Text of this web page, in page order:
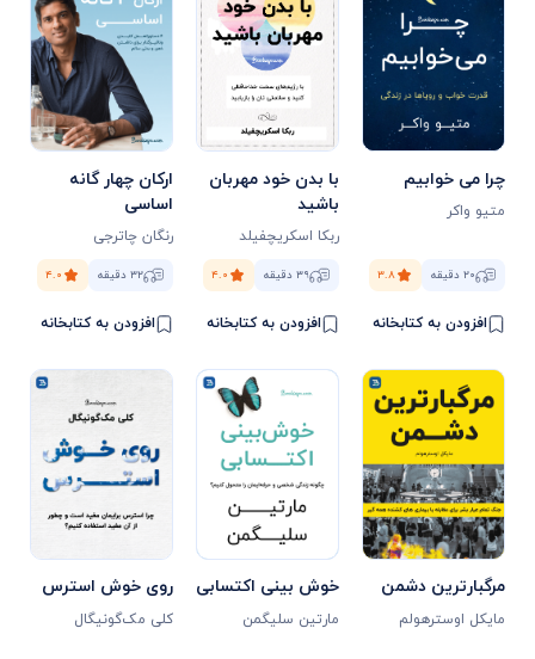
چرا می خوابیم
متیو واکر
۲۰ دقیقه ۳.۸
افزودن به کتابخانه
با بدن خود مهربان
باشید
ربکا اسکریچفیلد
۳۹ دقیقه ۴.۰
افزودن به کتابخانه
ارکان چهار گانه
اساسی
رنگان چاترجی
۳۲ دقیقه ۴.۰
افزودن به کتابخانه
مرگبارترین دشمن
مایکل اوسترهولم
خوش‌ بینی اکتسابی
مارتین سلیگمن
روی خوش استرس
کلی مک‌گونیگال